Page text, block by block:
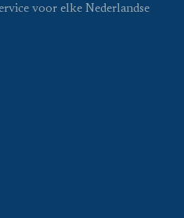
voor elke Nederlandse